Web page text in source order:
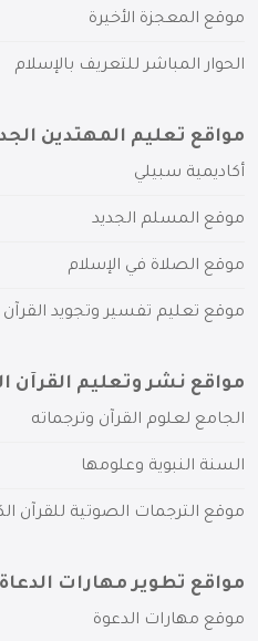
موقع المعجزة الأخيرة
الحوار المباشر للتعريف بالإسلام
مواقع تعليم المهتدين
أكاديمية سبيلي
موقع المسلم الجديد
موقع الصلاة في الإسلام
موقع تعليم تفسير وتجويد القرآن
مواقع نشر وتعليم القرآن
الجامع لعلوم القرآن وترجماته
السنة النبوية وعلومها
موقع الترجمات الصوتية للقرآن
مواقع تطوير مهارات الدعاة
موقع مهارات الدعوة